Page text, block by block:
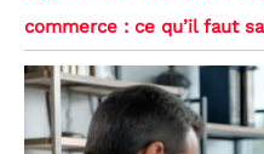
commerce : ce qu’il faut